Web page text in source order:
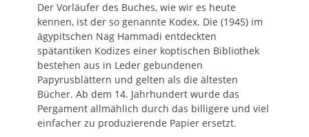
Der Vorläufer des Buches, wie wir es heute
kennen, ist der so genannte Kodex. Die (1945) im
ägypitschen Nag Hammadi entdeckten
spätantiken Kodizes einer koptischen Bibliothek
bestehen aus in Leder gebundenen
Papyrusblättern und gelten als die ältesten
Bücher. Ab dem 14. Jahrhundert wurde das
Pergament allmählich durch das billigere und viel
einfacher zu produzierende Papier ersetzt.